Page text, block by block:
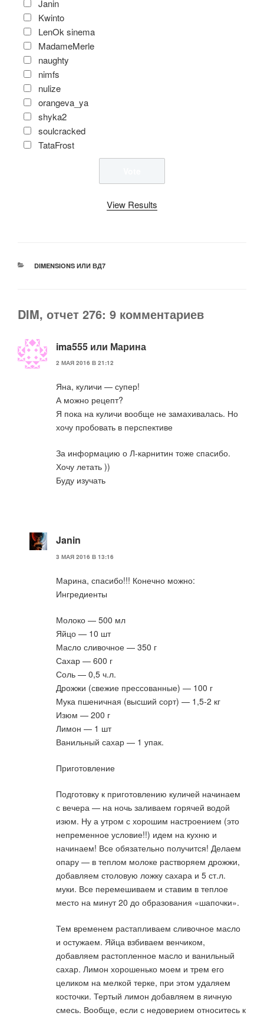
Janin
Kwinto
LenOk sinema
MadameMerle
naughty
nimfs
nulize
orangeva_ya
shyka2
soulcracked
TataFrost
View Results
РУБРИКИ
DIMENSIONS ИЛИ ВД7
DIM, отчет 276: 9 комментариев
ima555 или Марина
2 МАЯ 2016 В 21:12
Яна, куличи — супер!
А можно рецепт?
Я пока на куличи вообще не замахивалась. Но
хочу пробовать в перспективе
За информацию о Л-карнитин тоже спасибо.
Хочу летать ))
Буду изучать
Janin
3 МАЯ 2016 В 13:16
Марина, спасибо!!! Конечно можно:
Ингредиенты
Молоко — 500 мл
Яйцо — 10 шт
Масло сливочное — 350 г
Сахар — 600 г
Соль — 0,5 ч.л.
Дрожжи (свежие прессованные) — 100 г
Мука пшеничная (высший сорт) — 1,5-2 кг
Изюм — 200 г
Лимон — 1 шт
Ванильный сахар — 1 упак.
Приготовление
Подготовку к приготовлению куличей начинаем
с вечера — на ночь заливаем горячей водой
изюм. Ну а утром с хорошим настроением (это
непременное условие!!) идем на кухню и
начинаем! Все обязательно получится! Делаем
опару — в теплом молоке растворяем дрожжи,
добавляем столовую ложку сахара и 5 ст.л.
муки. Все перемешиваем и ставим в теплое
место на минут 20 до образования «шапочки».
Тем временем растапливаем сливочное масло
и остужаем. Яйца взбиваем венчиком,
добавляем растопленное масло и ванильный
сахар. Лимон хорошенько моем и трем его
целиком на мелкой терке, при этом удаляем
косточки. Тертый лимон добавляем в яичную
смесь. Вообще, если с недоверием относитесь к